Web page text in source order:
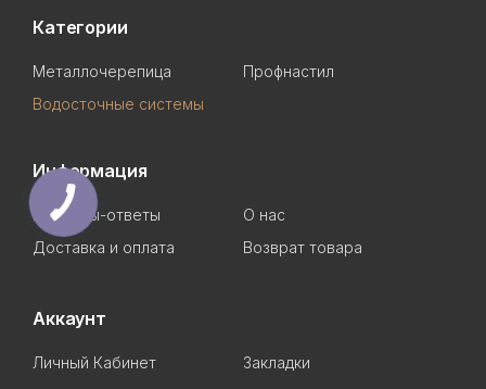
Категории
Металлочерепица
Профнастил
Водосточные системы
Информация
Вопросы-ответы
О нас
Доставка и оплата
Возврат товара
Аккаунт
Личный Кабинет
Закладки